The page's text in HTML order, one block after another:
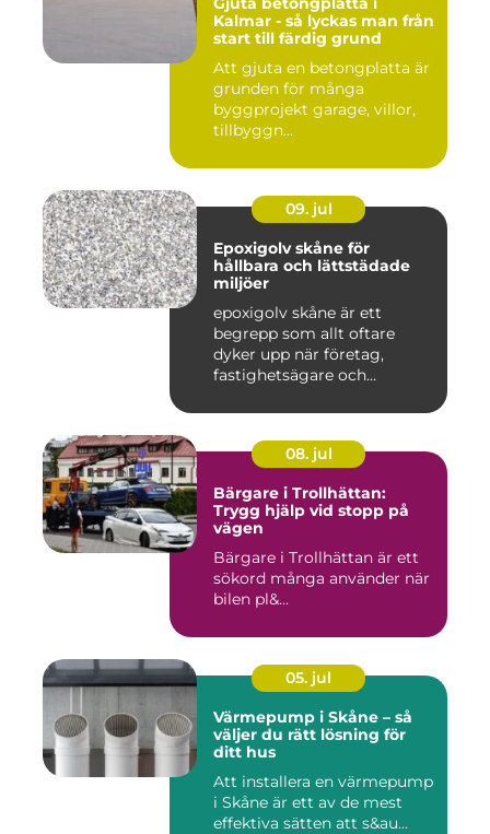
Kalmar - så lyckas man från
start till färdig grund
Att gjuta en betongplatta är
grunden för många
byggprojekt garage, villor,
tillbyggn...
09. jul
Epoxigolv skåne för
hållbara och lättstädade
miljöer
epoxigolv skåne är ett
begrepp som allt oftare
dyker upp när företag,
fastighetsägare och
08. jul
Bärgare i Trollhättan:
Trygg hjälp vid stopp på
vägen
Bärgare i Trollhättan är ett
sökord många använder när
bilen pl&...
05. jul
Värmepump i Skåne – så
väljer du rätt lösning för
ditt hus
Att installera en värmepump
i Skåne är ett av de mest
effektiva sätten att s&au...